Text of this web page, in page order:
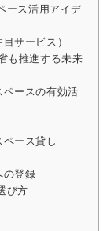
ース活用アイデ
サービス）
も推進する未来
ースの有効活
ース貸し
の登録
び方